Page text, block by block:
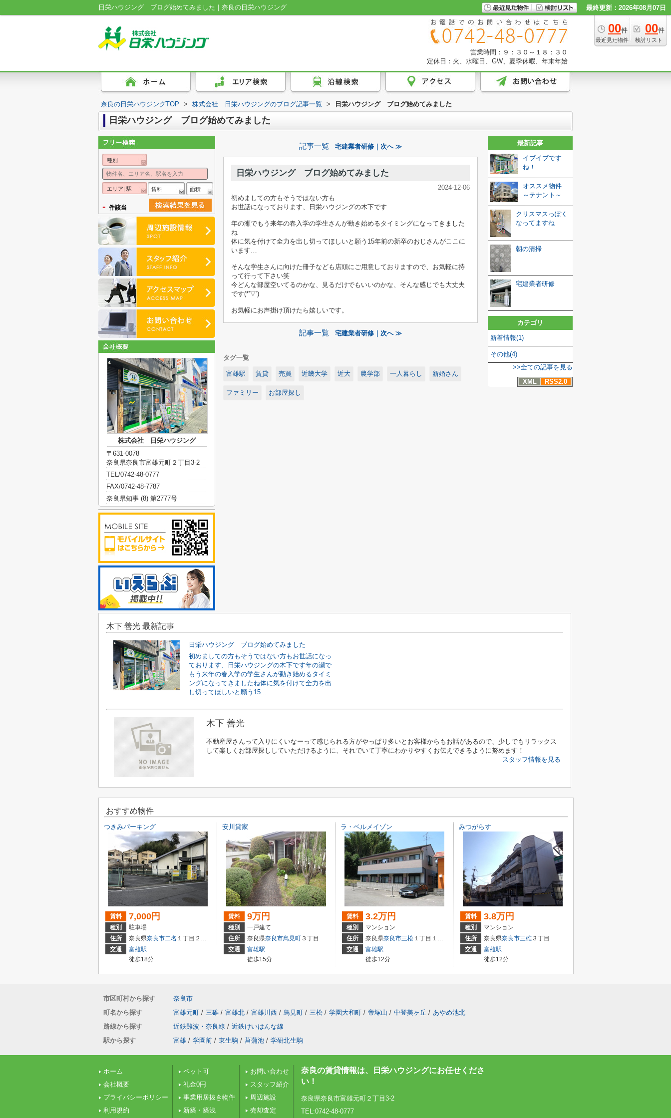
日栄ハウジング ブログ始めてみました｜奈良の日栄ハウジング 最終更新：2026年08月07日
00件
最近見た物件
00件
検討リスト
営業時間：９：３０～１８：３０
定休日：火、水曜日、GW、夏季休暇、年末年始
奈良の日栄ハウジングTOP > 株式会社 日栄ハウジングのブログ記事一覧 > 日栄ハウジング ブログ始めてみました
日栄ハウジング ブログ始めてみました
記事一覧 宅建業者研修｜次へ ≫
日栄ハウジング ブログ始めてみました
2024-12-06
初めましての方もそうではない方も
お世話になっております、日栄ハウジングの木下です
年の瀬でもう来年の春入学の学生さんが動き始めるタイミングになってきました
ね
体に気を付けて全力を出し切ってほしいと願う15年前の新卒のおじさんがここに
います…
そんな学生さんに向けた冊子なども店頭にご用意しておりますので、お気軽に持
って行って下さい笑
今どんな部屋空いてるのかな、見るだけでもいいのかな、そんな感じでも大丈夫
です(*'▽')
お気軽にお声掛け頂けたら嬉しいです。
記事一覧 宅建業者研修｜次へ ≫
タグ一覧
富雄駅 賃貸 売買 近畿大学 近大 農学部 一人暮らし 新婚さん
ファミリー お部屋探し
最新記事
イブイブです
ね！
オススメ物件
～テナント～
クリスマスっぽく
なってますね
朝の清掃
宅建業者研修
カテゴリ
新着情報(1)
その他(4)
>>全ての記事を見る
XML
RSS2.0
種別
エリア| 駅 賃料 面積
- 件該当
株式会社 日栄ハウジング
〒631-0078
奈良県奈良市富雄元町２丁目3-2
TEL/0742-48-0777
FAX/0742-48-7787
奈良県知事 (8) 第2777号
木下 善光 最新記事
日栄ハウジング ブログ始めてみました
初めましての方もそうではない方もお世話になっ
ております、日栄ハウジングの木下です年の瀬で
もう来年の春入学の学生さんが動き始めるタイミ
ングになってきましたね体に気を付けて全力を出
し切ってほしいと願う15...
木下 善光
不動産屋さんって入りにくいなーって感じられる方がやっぱり多いとお客様からもお話があるので、少しでもリラックス
して楽しくお部屋探ししていただけるように、それでいて丁寧にわかりやすくお伝えできるように努めます！
スタッフ情報を見る
おすすめ物件
つきみパーキング
賃料 7,000円
種別
駐車場
住所
奈良県奈良市二名 １丁目２３８８番１
交通
富雄駅
徒歩18分
安川貸家
賃料 9万円
種別
一戸建て
住所
奈良県奈良市鳥見町 ３丁目
交通
富雄駅
徒歩15分
ラ・ベルメイゾン
賃料 3.2万円
種別
マンション
住所
奈良県奈良市三松 １丁目１３－１
交通
富雄駅
徒歩12分
みつがらす
賃料 3.8万円
種別
マンション
住所
奈良県奈良市三碓 ３丁目
交通
富雄駅
徒歩12分
市区町村から探す
奈良市
町名から探す
富雄元町 / 三碓 / 富雄北 / 富雄川西 / 鳥見町 / 三松 / 学園大和町 / 帝塚山 / 中登美ヶ丘 / あやめ池北
路線から探す
近鉄難波・奈良線 / 近鉄けいはんな線
駅から探す
富雄 / 学園前 / 東生駒 / 菖蒲池 / 学研北生駒
ホーム
会社概要
プライバシーポリシー
利用規約
ペット可
礼金0円
事業用居抜き物件
新築・築浅
お問い合わせ
スタッフ紹介
周辺施設
売却査定
奈良の賃貸情報は、日栄ハウジングにお任せくださ
い！
奈良県奈良市富雄元町２丁目3-2
TEL:0742-48-0777